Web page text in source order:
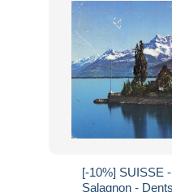
[-10%] SUISSE
Salagnon -